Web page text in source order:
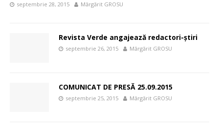
septembrie 28, 2015 Mărgărit GROSU
Revista Verde angajează redactori-ştiri
septembrie 26, 2015 Mărgărit GROSU
COMUNICAT DE PRESĂ 25.09.2015
septembrie 25, 2015 Mărgărit GROSU